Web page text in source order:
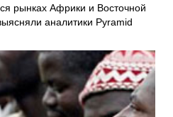
рынках Африки и Восточной
аналитики Pyramid